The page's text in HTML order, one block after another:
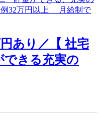
あり／【 社宅
できる充実の